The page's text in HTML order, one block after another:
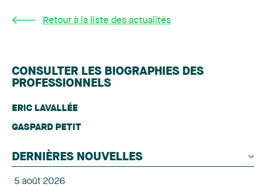
Retour à la liste des actualités
CONSULTER LES BIOGRAPHIES DES
PROFESSIONNELS
ERIC LAVALLÉE
GASPARD PETIT
DERNIÈRES NOUVELLES
5 août 2026